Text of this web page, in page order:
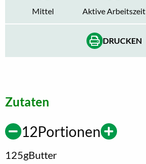
Mittel Aktive Arbeitszeit
DRUCKEN
Zutaten
12Portionen
125gButter